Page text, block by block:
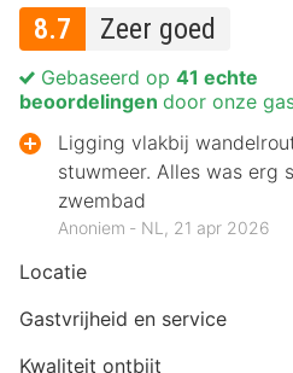
8.7 Zeer goed
Locatie
Gastvrijheid en service
Kwaliteit ontbijt
Gebaseerd op 41 echte
beoordelingen door onze
Ligging vlakbij
stuwmeer. Alles was erg
zwembad
Anoniem ‐ NL, 21 apr 2026